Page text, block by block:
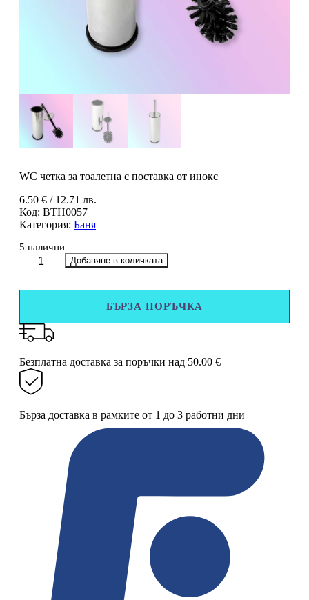
WC четка за тоалетна с поставка от инокс
6.50 € / 12.71 лв.
Код: BTH0057
Категория: Баня
5 налични
количество
тоалетна
с
поставка
от
инокс
Добавяне в количката
БЪРЗА ПОРЪЧКА
Безплатна доставка за поръчки над 50.00 €
Бърза доставка в рамките от 1 до 3 работни дни